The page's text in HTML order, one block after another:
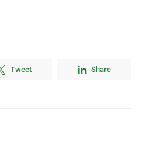
Tweet Share